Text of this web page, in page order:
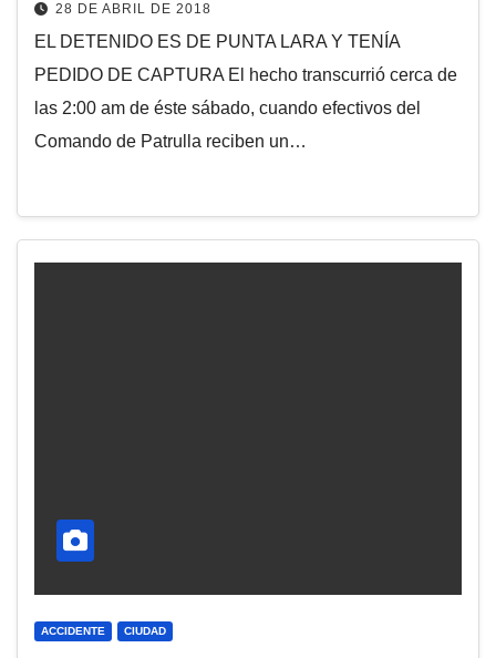
28 DE ABRIL DE 2018
EL DETENIDO ES DE PUNTA LARA Y TENÍA
PEDIDO DE CAPTURA El hecho transcurrió cerca de
las 2:00 am de éste sábado, cuando efectivos del
Comando de Patrulla reciben un…
ACCIDENTE CIUDAD